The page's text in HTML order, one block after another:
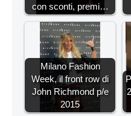
con sconti, premi…
Milano Fashion
Week, il front row di
John Richmond p/e
2015